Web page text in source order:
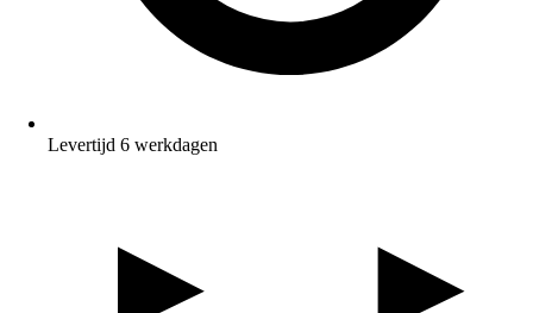
Levertijd 6 werkdagen